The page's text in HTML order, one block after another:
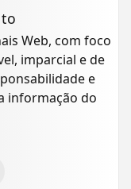
Web, com foco
imparcial e de
e
informação do